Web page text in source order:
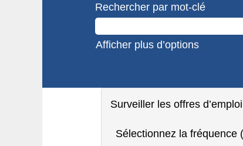
Rechercher par mot-clé
Afficher plus d’options
Surveiller les offres
Sélectionnez la fréquence